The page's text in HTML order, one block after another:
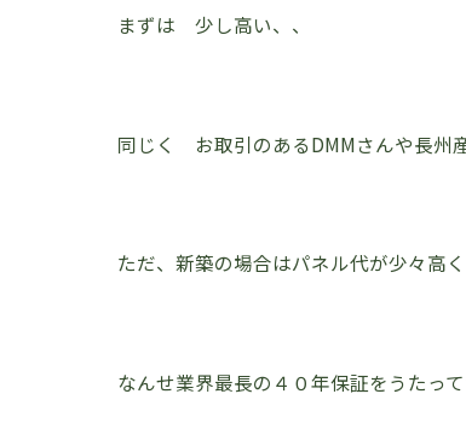
まずは 少し高い、、
同じく お取引のあるDMMさんや長州
ただ、新築の場合はパネル代が少々高
なんせ業界最長の４０年保証をうたって